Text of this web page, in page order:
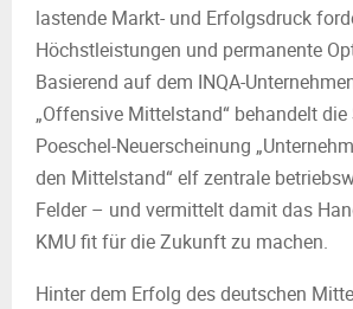
lastende Markt- und Erfolgsdruck
Höchstleistungen und permanente
Basierend auf dem INQA-
„Offensive Mittelstand“ behandelt
Poeschel-Neuerscheinung
den Mittelstand“ elf zentrale
Felder – und vermittelt damit das
KMU fit für die Zukunft zu machen.
Hinter dem Erfolg des deutschen